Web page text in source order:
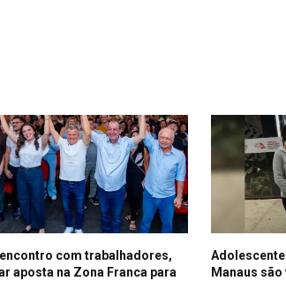
encontro com trabalhadores,
aposta na Zona Franca para
Manaus